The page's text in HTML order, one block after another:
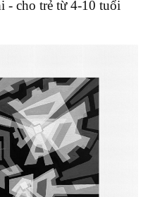
- cho trẻ từ 4-10 tuổi